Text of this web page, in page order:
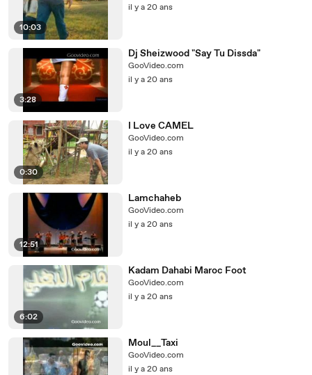
10:03
il y a 20 ans
3:28
Dj Sheizwood "Say Tu Dissda"
GooVideo.com
il y a 20 ans
0:30
I Love CAMEL
GooVideo.com
il y a 20 ans
12:51
Lamchaheb
GooVideo.com
il y a 20 ans
6:02
Kadam Dahabi Maroc Foot
GooVideo.com
il y a 20 ans
Moul__Taxi
GooVideo.com
il y a 20 ans